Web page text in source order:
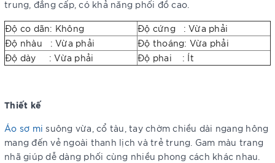
trung, đẳng cấp, có khả năng phối đồ cao.
Độ co dãn: Không
Độ cứng : Vừa phải
Độ nhàu : Vừa phải
Độ thoáng: Vừa phải
Độ dày : Vừa phải
Độ phai : Ít
Thiết kế
Áo sơ mi suông vừa, cổ tàu, tay chờm chiều dài ngang hông
mang đến vẻ ngoài thanh lịch và trẻ trung. Gam màu trang
nhã giúp dễ dàng phối cùng nhiều phong cách khác nhau.